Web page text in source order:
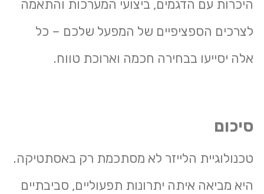
היכרות עם הדגמים, ביצועי המערכות והתאמה
לצרכים הספציפיים של המפעל שלכם – כל
אלה יסייעו בבחירה חכמה וארוכת טווח.
סיכום
טכנולוגיית הלייזר לא מסתכמת רק באסתטיקה.
היא מביאה איתה יתרונות תפעוליים, סביבתיים